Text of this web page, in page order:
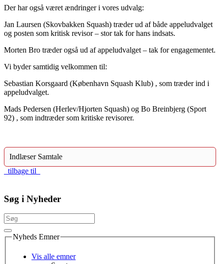
Der har også været ændringer i vores udvalg:
Jan Laursen (Skovbakken Squash) træder ud af både appeludvalget
og posten som kritisk revisor – stor tak for hans indsats.
Morten Bro træder også ud af appeludvalget – tak for engagementet.
Vi byder samtidig velkommen til:
Sebastian Korsgaard (København Squash Klub) , som træder ind i
appeludvalget.
Mads Pedersen (Herlev/Hjorten Squash) og Bo Breinbjerg (Sport
92) , som indtræder som kritiske revisorer.
Indlæser Samtale
tilbage til
Søg i Nyheder
Nyheds Emner
Vis alle emner